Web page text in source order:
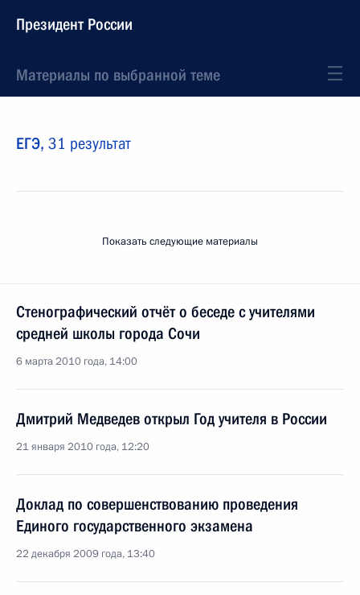
Президент России
Материалы по выбранной теме
ЕГЭ, 31 результат
Показать следующие материалы
Стенографический отчёт о беседе с учителями
средней школы города Сочи
6 марта 2010 года, 14:00
Дмитрий Медведев открыл Год учителя в России
21 января 2010 года, 12:20
Доклад по совершенствованию проведения
Единого государственного экзамена
22 декабря 2009 года, 13:40